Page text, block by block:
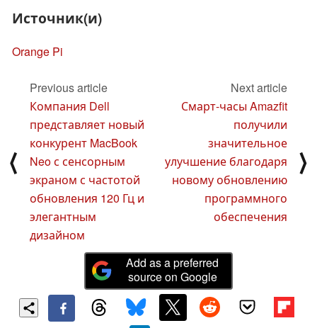
Источник(и)
Orange Pi
⟨
Previous article
Компания Dell
представляет новый
конкурент MacBook
Neo с сенсорным
экраном с частотой
обновления 120 Гц и
элегантным
дизайном
Next article
Смарт-часы Amazfit
получили
значительное
улучшение благодаря
новому обновлению
программного
обеспечения
⟩
Add as a preferred
source on Google